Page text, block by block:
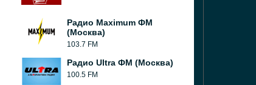
Радио Maximum ФМ
(Москва)
103.7 FM
Радио Ultra ФМ (Москва)
100.5 FM